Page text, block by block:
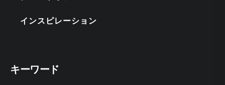
インスピレーション
キーワード